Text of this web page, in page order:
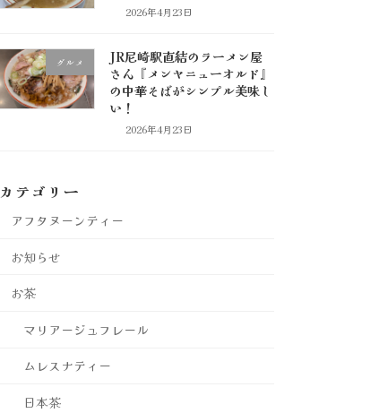
2026年4月23日
グルメ
JR尼崎駅直結のラーメン屋
さん『メンヤニューオルド』
の中華そばがシンプル美味し
い！
2026年4月23日
カテゴリー
アフタヌーンティー
お知らせ
お茶
マリアージュフレール
ムレスナティー
日本茶